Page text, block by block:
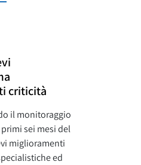
criticità
il monitoraggio
primi sei mesi del
miglioramenti
ed